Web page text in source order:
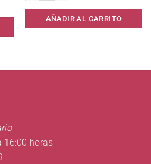
AÑADIR AL CARRITO
16:00 horas